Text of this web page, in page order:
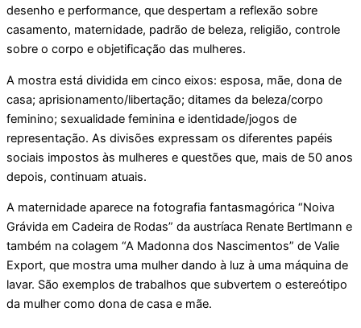
desenho e performance, que despertam a reflexão sobre
casamento, maternidade, padrão de beleza, religião, controle
sobre o corpo e objetificação das mulheres.
A mostra está dividida em cinco eixos: esposa, mãe, dona de
casa; aprisionamento/libertação; ditames da beleza/corpo
feminino; sexualidade feminina e identidade/jogos de
representação. As divisões expressam os diferentes papéis
sociais impostos às mulheres e questões que, mais de 50 anos
depois, continuam atuais.
A maternidade aparece na fotografia fantasmagórica “Noiva
Grávida em Cadeira de Rodas” da austríaca Renate Bertlmann e
também na colagem “A Madonna dos Nascimentos” de Valie
Export, que mostra uma mulher dando à luz à uma máquina de
lavar. São exemplos de trabalhos que subvertem o estereótipo
da mulher como dona de casa e mãe.